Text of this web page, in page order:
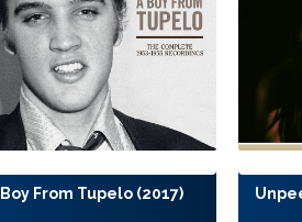
From Tupelo (2017)